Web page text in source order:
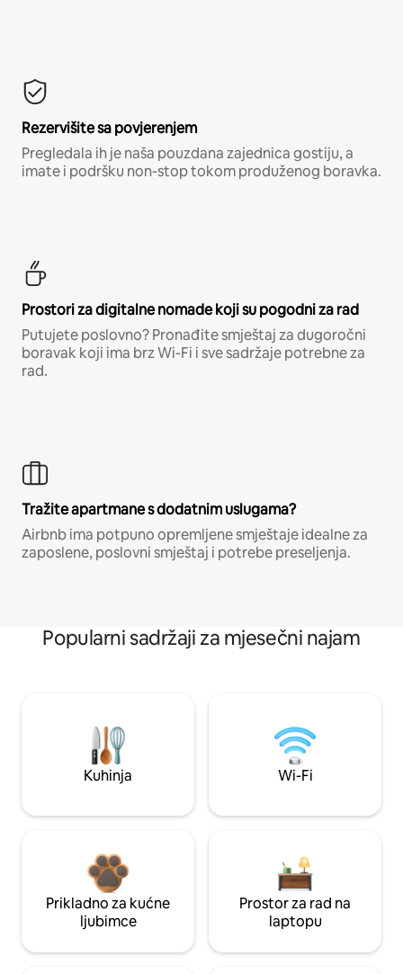
Rezervišite sa povjerenjem
Pregledala ih je naša pouzdana zajednica gostiju, a
imate i podršku non-stop tokom produženog boravka.
Prostori za digitalne nomade koji su pogodni za rad
Putujete poslovno? Pronađite smještaj za dugoročni
boravak koji ima brz Wi-Fi i sve sadržaje potrebne za
rad.
Tražite apartmane s dodatnim uslugama?
Airbnb ima potpuno opremljene smještaje idealne za
zaposlene, poslovni smještaj i potrebe preseljenja.
Popularni sadržaji za mjesečni najam
Kuhinja Wi-Fi
Prikladno za kućne
ljubimce
Prostor za rad na
laptopu